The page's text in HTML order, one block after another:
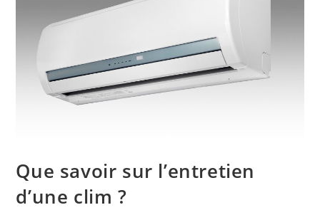
Que savoir sur l’entretien
d’une clim ?